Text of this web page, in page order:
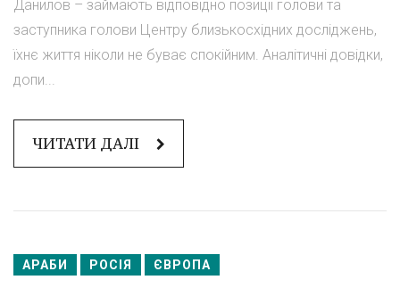
Данилов – займають відповідно позиції голови та
заступника голови Центру близькосхідних досліджень,
їхнє життя ніколи не буває спокійним. Аналітичні довідки,
допи...
ЧИТАТИ ДАЛІ
АРАБИ РОСІЯ ЄВРОПА